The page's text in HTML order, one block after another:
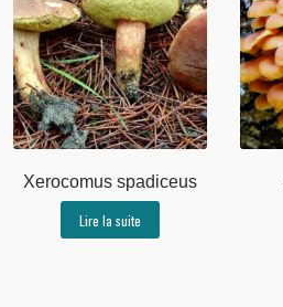
Xerocomus spadiceus
Lire la suite